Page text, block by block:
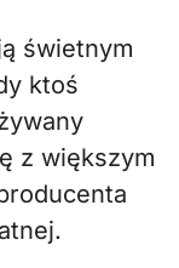
świetnym
ktoś
z większym